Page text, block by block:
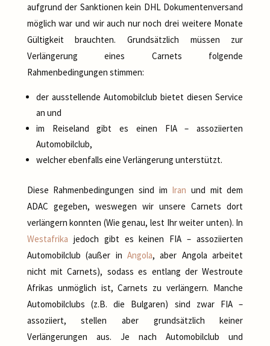
aufgrund der Sanktionen kein DHL Dokumentenversand
möglich war und wir auch nur noch drei weitere Monate
Gültigkeit brauchten. Grundsätzlich müssen zur
Verlängerung eines Carnets folgende
Rahmenbedingungen stimmen:
der ausstellende Automobilclub bietet diesen Service
an und
im Reiseland gibt es einen FIA – assoziierten
Automobilclub,
welcher ebenfalls eine Verlängerung unterstützt.
Diese Rahmenbedingungen sind im Iran und mit dem
ADAC gegeben, weswegen wir unsere Carnets dort
verlängern konnten (Wie genau, lest Ihr weiter unten). In
Westafrika jedoch gibt es keinen FIA – assoziierten
Automobilclub (außer in Angola, aber Angola arbeitet
nicht mit Carnets), sodass es entlang der Westroute
Afrikas unmöglich ist, Carnets zu verlängern. Manche
Automobilclubs (z.B. die Bulgaren) sind zwar FIA –
assoziiert, stellen aber grundsätzlich keiner
Verlängerungen aus. Je nach Automobilclub und